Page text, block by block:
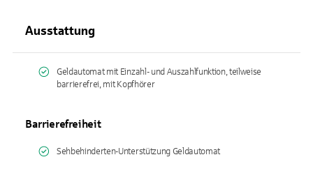
Ausstattung
Geldautomat mit Einzahl- und Auszahlfunktion, teilweise
barrierefrei, mit Kopfhörer
Barrierefreiheit
Sehbehinderten-Unterstützung Geldautomat